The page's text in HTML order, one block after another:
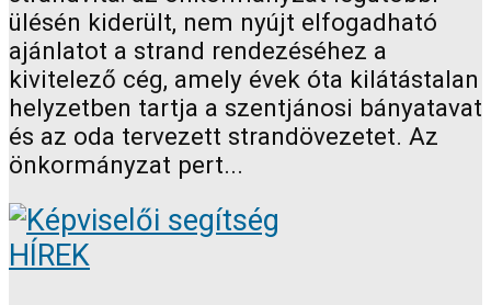
ülésén kiderült, nem nyújt elfogadható
ajánlatot a strand rendezéséhez a
kivitelező cég, amely évek óta kilátástalan
helyzetben tartja a szentjánosi bányatavat
és az oda tervezett strandövezetet. Az
önkormányzat pert...
HÍREK